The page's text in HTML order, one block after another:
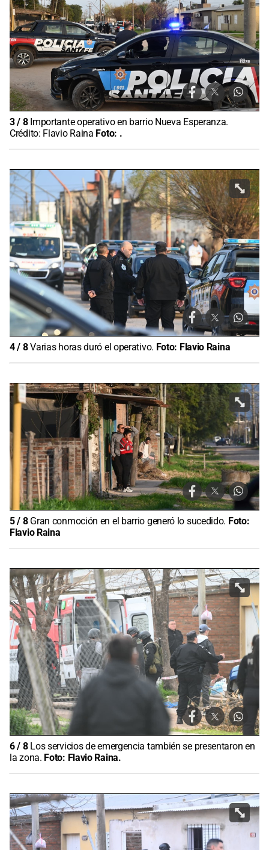
3/ 8 Importante operativo en barrio Nueva Esperanza.
Crédito: Flavio Raina Foto: .
4/ 8Varias horas duró el operativo. Foto: Flavio Raina
5/ 8 Gran conmoción en el barrio generó lo sucedido. Foto:
Flavio Raina
6/ 8 Los servicios de emergencia también se presentaron en
la zona. Foto: Flavio Raina.